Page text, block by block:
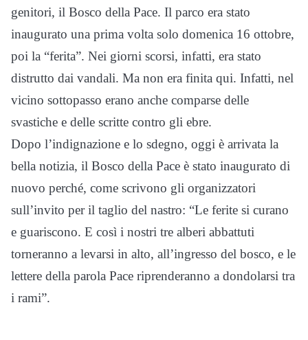
genitori, il Bosco della Pace. Il parco era stato
inaugurato una prima volta solo domenica 16 ottobre,
poi la “ferita”. Nei giorni scorsi, infatti, era stato
distrutto dai vandali. Ma non era finita qui. Infatti, nel
vicino sottopasso erano anche comparse delle
svastiche e delle scritte contro gli ebre.
Dopo l’indignazione e lo sdegno, oggi è arrivata la
bella notizia, il Bosco della Pace è stato inaugurato di
nuovo perché, come scrivono gli organizzatori
sull’invito per il taglio del nastro: “Le ferite si curano
e guariscono. E così i nostri tre alberi abbattuti
torneranno a levarsi in alto, all’ingresso del bosco, e le
lettere della parola Pace riprenderanno a dondolarsi tra
i rami”.